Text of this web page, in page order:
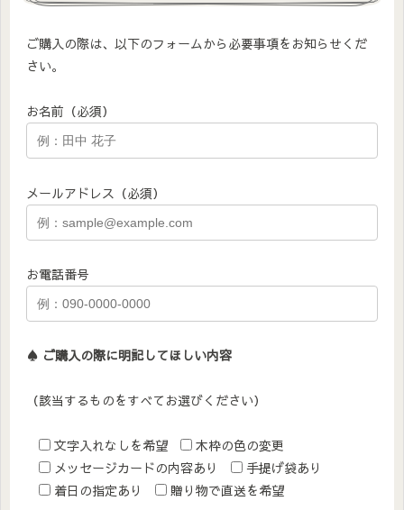
ご購入の際は、以下のフォームから必要事項をお知らせくだ
さい。
お名前（必須）
メールアドレス（必須）
お電話番号
♠︎ ご購入の際に明記してほしい内容
（該当するものをすべてお選びください）
文字入れなしを希望
木枠の色の変更
メッセージカードの内容あり
手提げ袋あり
着日の指定あり
贈り物で直送を希望